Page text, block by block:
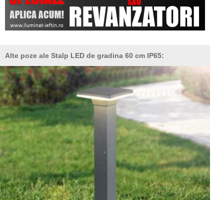
Alte poze ale Stalp LED de gradina 60 cm IP65: